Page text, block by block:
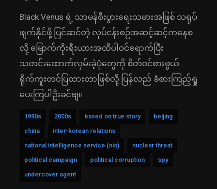
Black Venus ရဲ့ သာမန်စီးပွားရေးသမားအဖြစ် သရုပ်
ဖျက်နိုင်ဖို့ ပြင်ဆင်တဲ့ လုပ်ငန်းစဉ်အဆင့်ဆင့်ကနေစ
လို့ မြောက်ကိုးရီးယားအထိပါဝင်ရောက်ပြီး
သတင်းထောက်လှမ်းခဲ့ပုံတွေကို စိတ်ဝင်စားဖွယ်
ရိုက်ကူးတင်ပြထားတာဖြစ်လို့ ပြန်လည် ခံစားကြည့်ရှု
ပေးကြပါဦးခင်ဗျ။
1990s 2000s based on true story
beijing
china
inter-korean relations
national intelligence service (nis)
nuclear threat
political campaign
political corruption
spy
undercover agent